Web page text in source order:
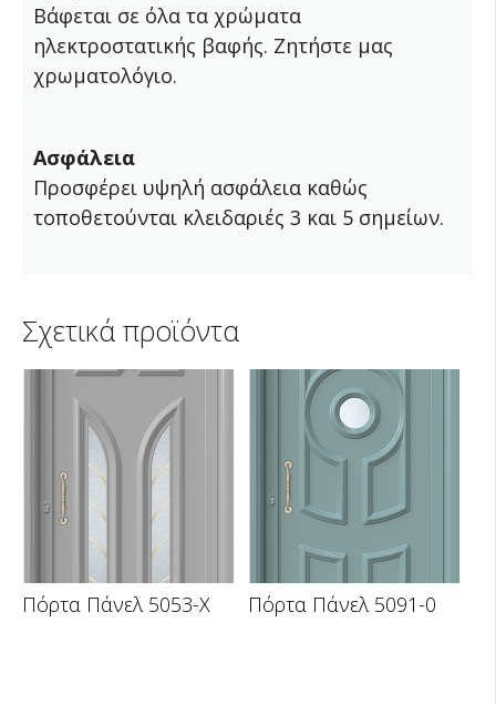
Βάφεται σε όλα τα χρώματα
ηλεκτροστατικής βαφής. Ζητήστε μας
χρωματολόγιο.
Ασφάλεια
Προσφέρει υψηλή ασφάλεια καθώς
τοποθετούνται κλειδαριές 3 και 5 σημείων.
Σχετικά προϊόντα
Πόρτα Πάνελ 5053-X Πόρτα Πάνελ 5091-0